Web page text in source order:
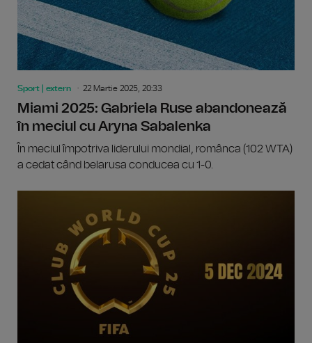
Sport | extern 22 Martie 2025, 20:33
Miami 2025: Gabriela Ruse abandonează
în meciul cu Aryna Sabalenka
În meciul împotriva liderului mondial, românca (102 WTA)
a cedat când belarusa conducea cu 1-0.